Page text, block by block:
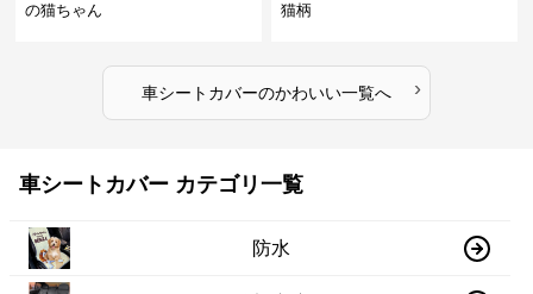
の猫ちゃん
猫柄
車シートカバーのかわいい一覧へ ›
車シートカバー カテゴリ一覧
防水